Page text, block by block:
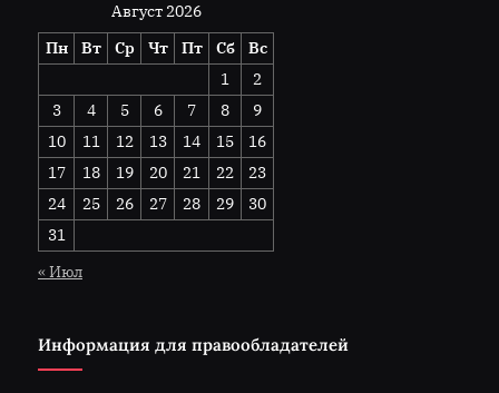
Август 2026
Пн
Вт Ср Чт Пт Сб
Вс
1
2
3
4 5 6 7 8
9
10
11 12 13 14 15
16
17
18 19 20 21 22
23
24
25 26 27 28 29
30
31
« Июл
Информация для правообладателей